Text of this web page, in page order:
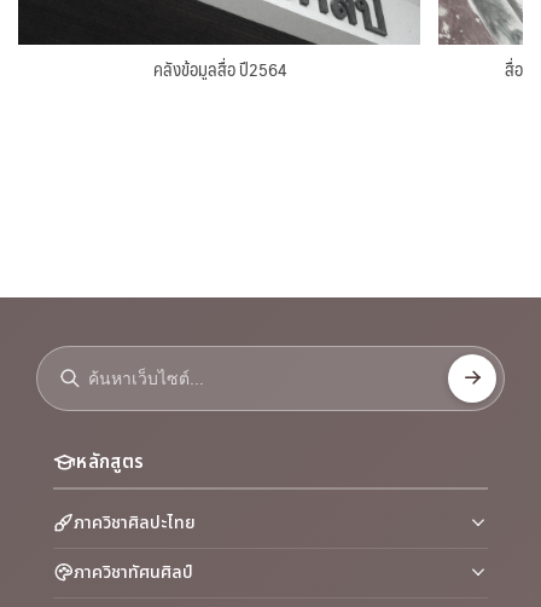
คลังข้อมูลสื่อ ปี2564 สื่อวี
หลักสูตร
ภาควิชาศิลปะไทย
ภาควิชาทัศนศิลป์